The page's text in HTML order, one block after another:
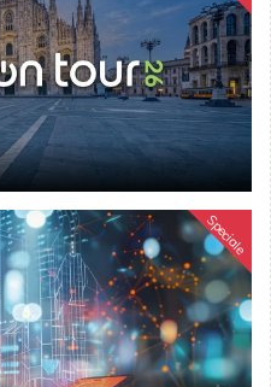
Speciale